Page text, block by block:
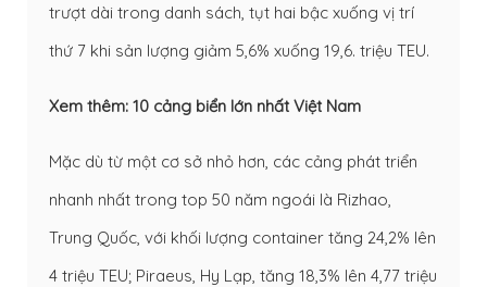
trượt dài trong danh sách, tụt hai bậc xuống vị trí
thứ 7 khi sản lượng giảm 5,6% xuống 19,6. triệu TEU.
Xem thêm: 10 cảng biển lớn nhất Việt Nam
Mặc dù từ một cơ sở nhỏ hơn, các cảng phát triển
nhanh nhất trong top 50 năm ngoái là Rizhao,
Trung Quốc, với khối lượng container tăng 24,2% lên
4 triệu TEU; Piraeus, Hy Lạp, tăng 18,3% lên 4,77 triệu